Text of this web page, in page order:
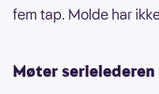
fem tap. Molde har
Møter